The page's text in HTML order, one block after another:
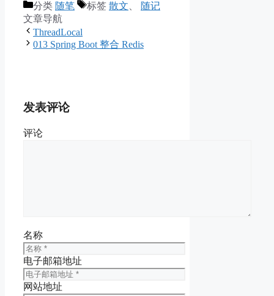
分类 随笔 标签 散文
随记
文章导航
ThreadLocal
013 Spring Boot 整合 Redis
发表评论
评论
名称
电子邮箱地址
网站地址